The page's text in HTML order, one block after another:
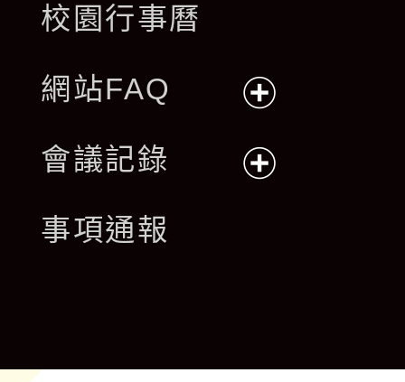
校園行事曆
網站FAQ
開
會議記錄
單
事項通報